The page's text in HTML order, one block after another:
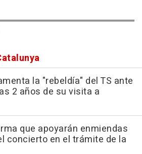
la "rebeldía" del TS ante
2 años de su visita a
que apoyarán enmiendas
concierto en el trámite de la